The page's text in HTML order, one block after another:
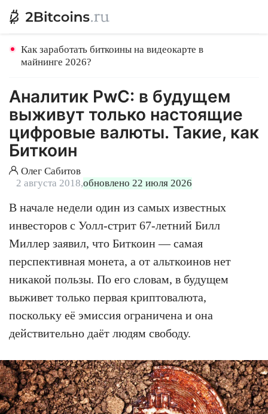
Как заработать биткоины на видеокарте в
майнинге 2026?
Аналитик PwC: в будущем
выживут только настоящие
цифровые валюты. Такие, как
Биткоин
Олег Сабитов
2 августа 2018,обновлено 22 июля 2026
В начале недели один из самых известных
инвесторов с Уолл-стрит 67-летний Билл
Миллер заявил, что Биткоин — самая
перспективная монета, а от альткоинов нет
никакой пользы. По его словам, в будущем
выживет только первая криптовалюта,
поскольку её эмиссия ограничена и она
действительно даёт людям свободу.